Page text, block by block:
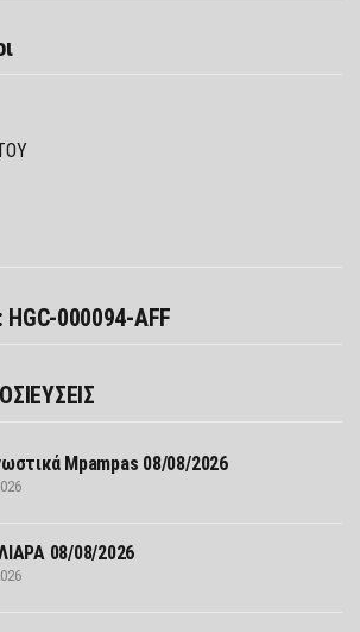
000094-AFF
Mpampas 08/08/2026
08/08/2026